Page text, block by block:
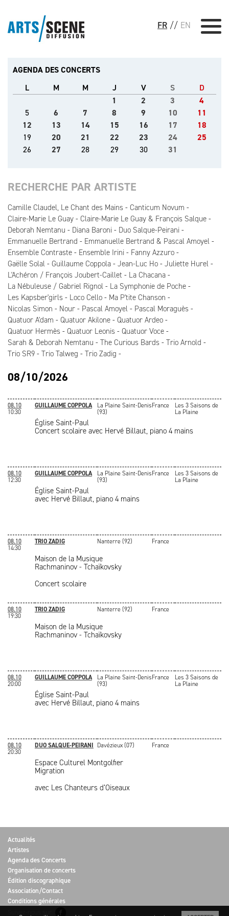
FR // EN
AGENDA DES CONCERTS
L
M M J V S
D
1
2 3
4
5
6 7 8 9 10
11
12
13 14 15 16 17
18
19
20 21 22 23 24
25
26
27 28 29 30 31
RECHERCHE PAR ARTISTE
Camille Claudel, Le Chant des Mains
Canticum Novum
Claire-Marie Le Guay
Claire-Marie Le Guay & François Salque
Deborah Nemtanu
Diana Baroni
Duo Salque-Peirani
Emmanuelle Bertrand
Emmanuelle Bertrand & Pascal Amoyel
Ensemble Contraste
Ensemble Irini
Fanny Azzuro
Gaëlle Solal
Guillaume Coppola Jean-Luc Ho
Juliette Hurel
L'Achéron / François Joubert-Caillet
La Chacana
La Nébuleuse / Gabriel Rignol
La Symphonie de Poche
Les Kapsber'girls
Loco Cello
Ma P'tite Chanson
Nicolas Simon
Nour Pascal Amoyel
Pascal Moraguès
Quatuor A'dam
Quatuor Akilone
Quatuor Ardeo
Quatuor Hermès
Quatuor Leonis
Quatuor Voce
Sarah & Deborah Nemtanu
The Curious Bards
Trio Arnold
Trio SR9
Trio Talweg Trio Zadig
08/10/2026
08.10
10:30
GUILLAUME COPPOLA
La Plaine Saint-Denis
(93)
France
Les 3 Saisons de
La Plaine
Église Saint-Paul
Concert scolaire avec Hervé Billaut, piano 4 mains
08.10
12:30
GUILLAUME COPPOLA
La Plaine Saint-Denis
(93)
France
Les 3 Saisons de
La Plaine
Église Saint-Paul
avec Hervé Billaut, piano 4 mains
08.10
14:30
TRIO ZADIG Nanterre (92) France
Maison de la Musique
Rachmaninov - Tchaïkovsky
Concert scolaire
08.10
19:30
TRIO ZADIG Nanterre (92) France
Maison de la Musique
Rachmaninov - Tchaïkovsky
08.10
20:00
GUILLAUME COPPOLA
La Plaine Saint-Denis
(93)
France
Les 3 Saisons de
La Plaine
Église Saint-Paul
avec Hervé Billaut, piano 4 mains
08.10
20:30
DUO SALQUE-PEIRANI Davézieux (07) France
Espace Culturel Montgolfier
Migration
avec Les Chanteurs d’Oiseaux
Actualités
Artistes
Agenda des Concerts
Organisation de concerts
Édition discographique
Association/Contact
Conditions générales